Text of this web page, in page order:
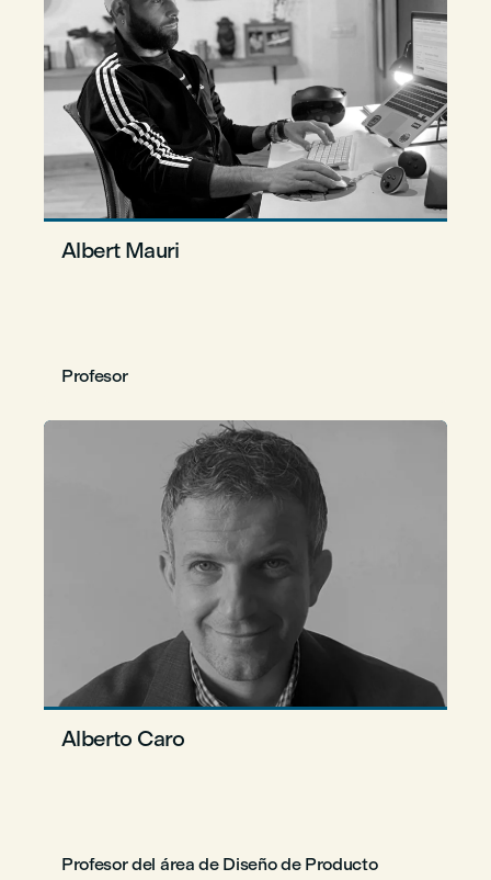
Albert Mauri
Profesor
Alberto Caro
Profesor del área de Diseño de Producto